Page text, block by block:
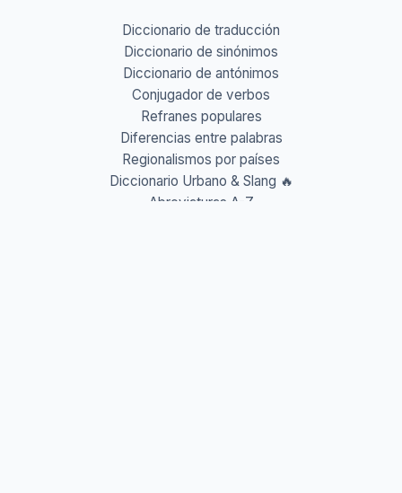
Diccionario de traducción
Diccionario de sinónimos
Diccionario de antónimos
Conjugador de verbos
Refranes populares
Diferencias entre palabras
Regionalismos por países
Diccionario Urbano & Slang 🔥
Abreviaturas A-Z